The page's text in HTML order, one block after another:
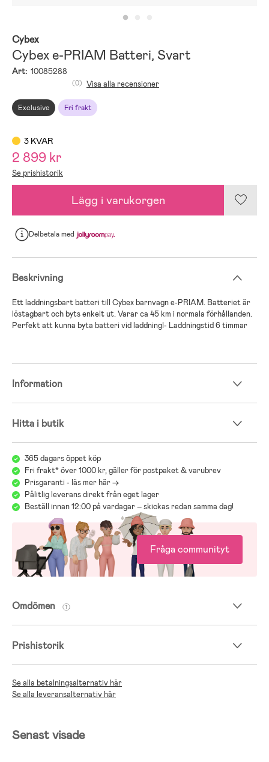
Cybex
Cybex e-PRIAM Batteri, Svart
Art: 10085288
Exclusive Fri frakt
(0) Visa alla recensioner
3 KVAR
2 899 kr
Se prishistorik
Lägg i varukorgen
Delbetalamed
Beskrivning
Ett laddningsbart batteri till Cybex barnvagn e-PRIAM. Batteriet är
löstagbart och byts enkelt ut. Varar ca 45 km i normala förhållanden.
Perfekt att kunna byta batteri vid laddning!- Laddningstid 6 timmar
Information
Hitta i butik
365 dagars öppet köp
Fri frakt* över 1000 kr, gäller för postpaket & varubrev
Prisgaranti - läs mer här ->
Pålitlig leverans direkt från eget lager
Beställ innan 12:00 på vardagar – skickas redan samma dag!
Fråga communityt
Omdömen
Prishistorik
Se alla betalningsalternativ här
Se alla leveransalternativ här
Senast visade